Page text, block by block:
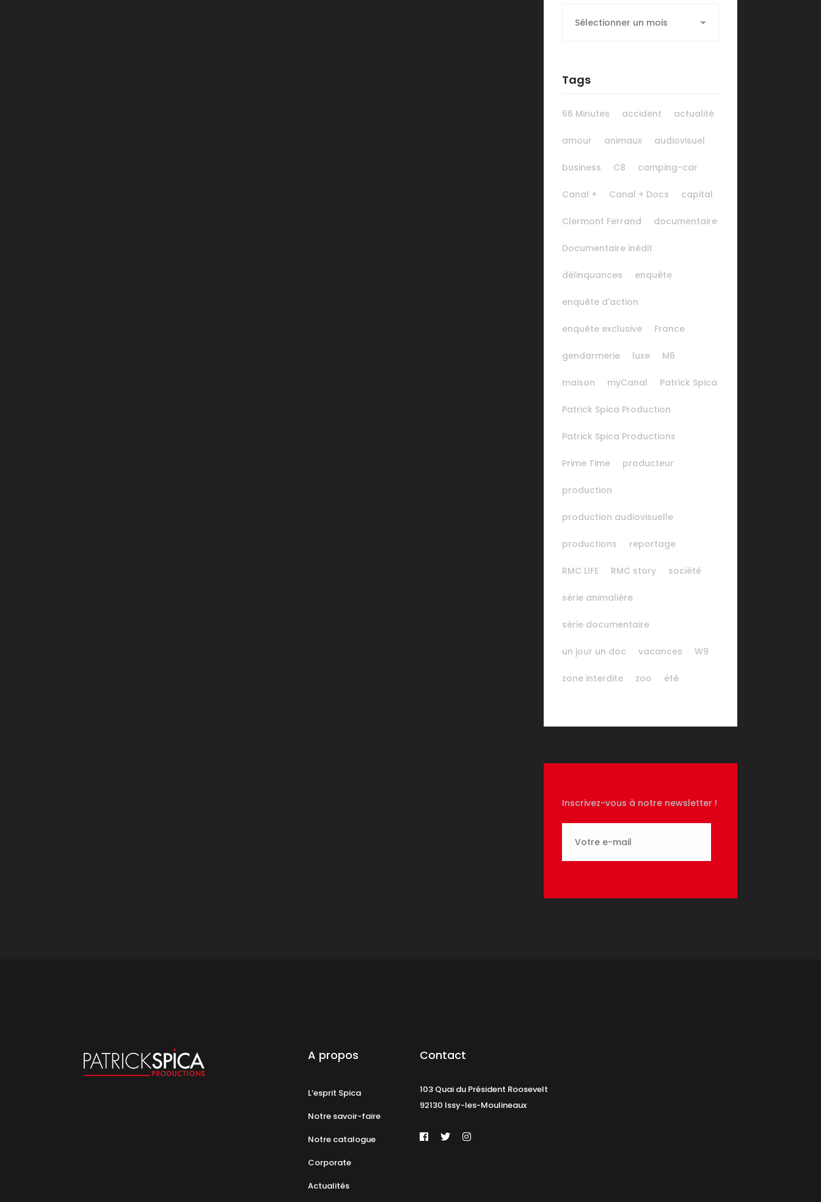
Tags
66 Minutes accident actualité
amour animaux audiovisuel
business C8 camping-car
Canal + Canal + Docs capital
Clermont Ferrand documentaire
Documentaire inédit
délinquances enquête
enquête d'action
enquête exclusive France
gendarmerie luxe M6
maison myCanal Patrick Spica
Patrick Spica Production
Patrick Spica Productions
Prime Time producteur
production
production audiovisuelle
productions reportage
RMC LIFE RMC story société
série animalière
série documentaire
un jour un doc vacances W9
zone interdite zoo été
Inscrivez-vous à notre newsletter !
A propos
L’esprit Spica
Notre savoir-faire
Notre catalogue
Corporate
Actualités
Contact
103 Quai du Président Roosevelt
92130 Issy-les-Moulineaux